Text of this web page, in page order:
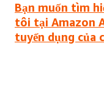
Bạn muốn tìm
tôi tại Amazon
tuyển dụng của